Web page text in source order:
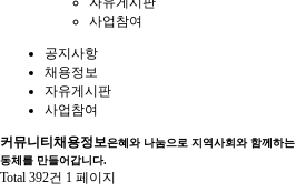
사업참여
공지사항
채용정보
자유게시판
사업참여
커뮤니티 채용정보은혜와 나눔으로 지역사회와 함께하
동체를 만들어갑니다.
Total 392건 1 페이지